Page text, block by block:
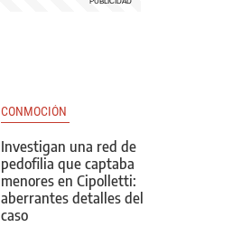
CONMOCIÓN
Investigan una red de
pedofilia que captaba
menores en Cipolletti:
aberrantes detalles del
caso